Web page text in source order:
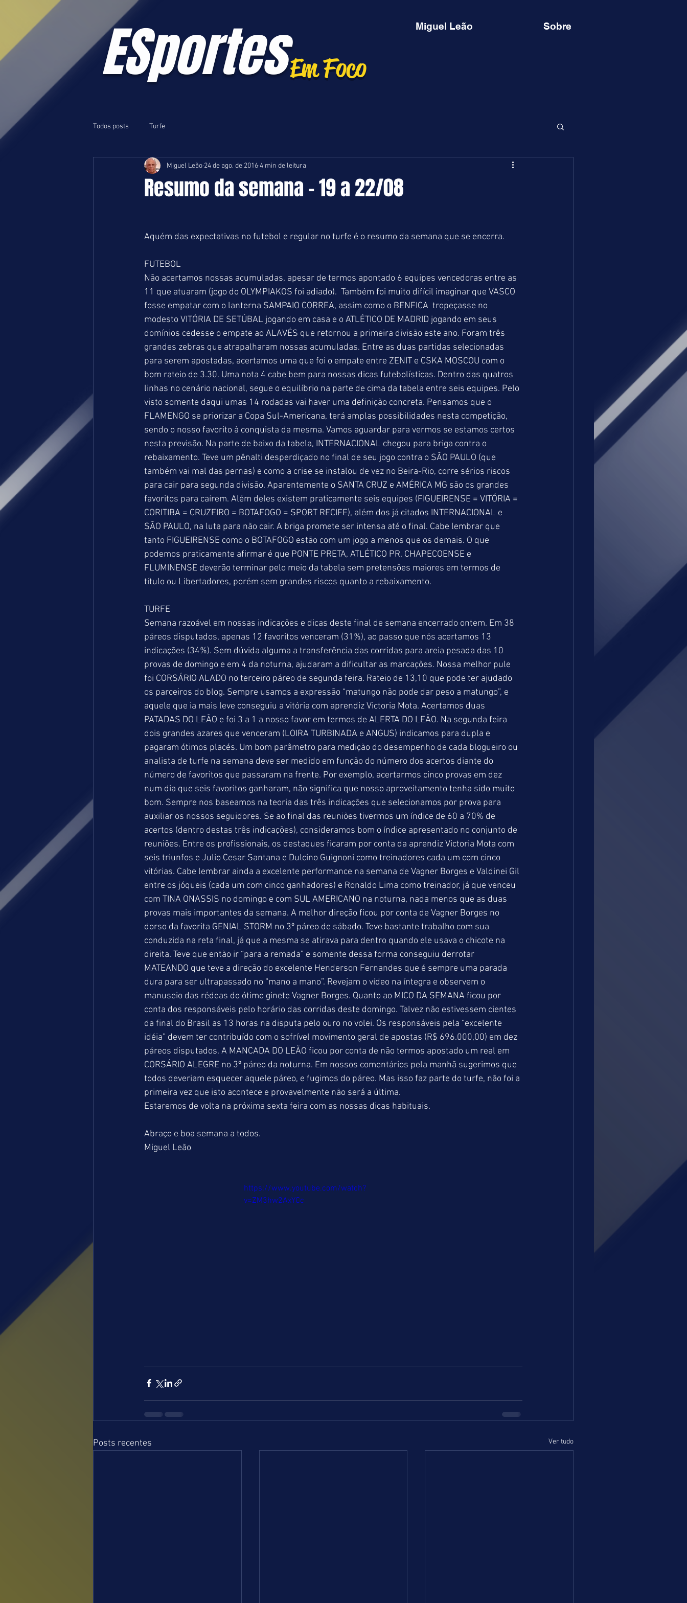
ESportesEm Foco
Miguel Leão Sobre
Todos posts Turfe
Resumo da semana - 19 a 22/08
Miguel Leão 24 de ago. de 20164 min de leitura
Aquém das expectativas no futebol e regular no turfe é o resumo da semana que se encerra.
FUTEBOL
Não acertamos nossas acumuladas, apesar de termos apontado 6 equipes vencedoras entre as
11 que atuaram (jogo do OLYMPIAKOS foi adiado).  Também foi muito difícil imaginar que VASCO
fosse empatar com o lanterna SAMPAIO CORREA, assim como o BENFICA  tropeçasse no
modesto VITÓRIA DE SETÚBAL jogando em casa e o ATLÉTICO DE MADRID jogando em seus
domínios cedesse o empate ao ALAVÉS que retornou a primeira divisão este ano. Foram três
grandes zebras que atrapalharam nossas acumuladas. Entre as duas partidas selecionadas
para serem apostadas, acertamos uma que foi o empate entre ZENIT e CSKA MOSCOU com o
bom rateio de 3.30. Uma nota 4 cabe bem para nossas dicas futebolísticas. Dentro das quatros
linhas no cenário nacional, segue o equilíbrio na parte de cima da tabela entre seis equipes. Pelo
visto somente daqui umas 14 rodadas vai haver uma definição concreta. Pensamos que o
FLAMENGO se priorizar a Copa Sul-Americana, terá amplas possibilidades nesta competição,
sendo o nosso favorito à conquista da mesma. Vamos aguardar para vermos se estamos certos
nesta previsão. Na parte de baixo da tabela, INTERNACIONAL chegou para briga contra o
rebaixamento. Teve um pênalti desperdiçado no final de seu jogo contra o SÃO PAULO (que
também vai mal das pernas) e como a crise se instalou de vez no Beira-Rio, corre sérios riscos
para cair para segunda divisão. Aparentemente o SANTA CRUZ e AMÉRICA MG são os grandes
favoritos para caírem. Além deles existem praticamente seis equipes (FIGUEIRENSE = VITÓRIA =
CORITIBA = CRUZEIRO = BOTAFOGO = SPORT RECIFE), além dos já citados INTERNACIONAL e
SÃO PAULO, na luta para não cair. A briga promete ser intensa até o final. Cabe lembrar que
tanto FIGUEIRENSE como o BOTAFOGO estão com um jogo a menos que os demais. O que
podemos praticamente afirmar é que PONTE PRETA, ATLÉTICO PR, CHAPECOENSE e
FLUMINENSE deverão terminar pelo meio da tabela sem pretensões maiores em termos de
título ou Libertadores, porém sem grandes riscos quanto a rebaixamento.
TURFE
Semana razoável em nossas indicações e dicas deste final de semana encerrado ontem. Em 38
páreos disputados, apenas 12 favoritos venceram (31%), ao passo que nós acertamos 13
indicações (34%). Sem dúvida alguma a transferência das corridas para areia pesada das 10
provas de domingo e em 4 da noturna, ajudaram a dificultar as marcações. Nossa melhor pule
foi CORSÁRIO ALADO no terceiro páreo de segunda feira. Rateio de 13,10 que pode ter ajudado
os parceiros do blog. Sempre usamos a expressão “matungo não pode dar peso a matungo”, e
aquele que ia mais leve conseguiu a vitória com aprendiz Victoria Mota. Acertamos duas
PATADAS DO LEÃO e foi 3 a 1 a nosso favor em termos de ALERTA DO LEÃO. Na segunda feira
dois grandes azares que venceram (LOIRA TURBINADA e ANGUS) indicamos para dupla e
pagaram ótimos placés. Um bom parâmetro para medição do desempenho de cada blogueiro ou
analista de turfe na semana deve ser medido em função do número dos acertos diante do
número de favoritos que passaram na frente. Por exemplo, acertarmos cinco provas em dez
num dia que seis favoritos ganharam, não significa que nosso aproveitamento tenha sido muito
bom. Sempre nos baseamos na teoria das três indicações que selecionamos por prova para
auxiliar os nossos seguidores. Se ao final das reuniões tivermos um índice de 60 a 70% de
acertos (dentro destas três indicações), consideramos bom o índice apresentado no conjunto de
reuniões. Entre os profissionais, os destaques ficaram por conta da aprendiz Victoria Mota com
seis triunfos e Julio Cesar Santana e Dulcino Guignoni como treinadores cada um com cinco
vitórias. Cabe lembrar ainda a excelente performance na semana de Vagner Borges e Valdinei Gil
entre os jóqueis (cada um com cinco ganhadores) e Ronaldo Lima como treinador, já que venceu
com TINA ONASSIS no domingo e com SUL AMERICANO na noturna, nada menos que as duas
provas mais importantes da semana. A melhor direção ficou por conta de Vagner Borges no
dorso da favorita GENIAL STORM no 3º páreo de sábado. Teve bastante trabalho com sua
conduzida na reta final, já que a mesma se atirava para dentro quando ele usava o chicote na
direita. Teve que então ir “para a remada” e somente dessa forma conseguiu derrotar
MATEANDO que teve a direção do excelente Henderson Fernandes que é sempre uma parada
dura para ser ultrapassado no “mano a mano”. Revejam o vídeo na íntegra e observem o
manuseio das rédeas do ótimo ginete Vagner Borges. Quanto ao MICO DA SEMANA ficou por
conta dos responsáveis pelo horário das corridas deste domingo. Talvez não estivessem cientes
da final do Brasil as 13 horas na disputa pelo ouro no volei. Os responsáveis pela “excelente
idéia” devem ter contribuído com o sofrível movimento geral de apostas (R$ 696.000,00) em dez
páreos disputados. A MANCADA DO LEÃO ficou por conta de não termos apostado um real em
CORSÁRIO ALEGRE no 3º páreo da noturna. Em nossos comentários pela manhã sugerimos que
todos deveriam esquecer aquele páreo, e fugimos do páreo. Mas isso faz parte do turfe, não foi a
primeira vez que isto acontece e provavelmente não será a última.
Estaremos de volta na próxima sexta feira com as nossas dicas habituais.
Abraço e boa semana a todos.
Miguel Leão
https://www.youtube.com/watch?
v=ZM3hw2AxYCc
Posts recentes Ver tudo